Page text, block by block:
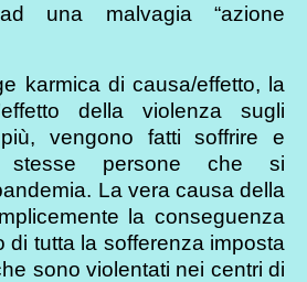
ad una malvagia “azione
karmica di causa/effetto, la
della violenza sugli
vengono fatti soffrire e
stesse persone che si
La vera causa della
la conseguenza
di tutta la sofferenza imposta
sono violentati nei centri di